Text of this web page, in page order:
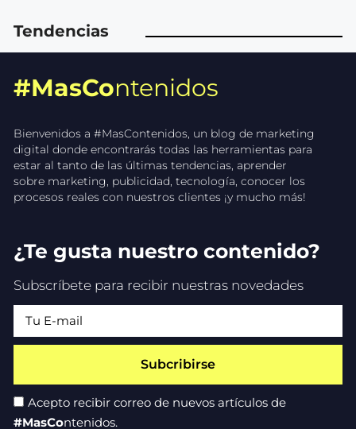
Tendencias
#MasContenidos
Bienvenidos a #MasContenidos, un blog de marketing
digital donde encontrarás todas las herramientas para
estar al tanto de las últimas tendencias, aprender
sobre marketing, publicidad, tecnología, conocer los
procesos reales con nuestros clientes ¡y mucho más!
¿Te gusta nuestro contenido?
Subscríbete para recibir nuestras novedades
Acepto recibir correo de nuevos artículos de
#MasContenidos.
Subcribirse